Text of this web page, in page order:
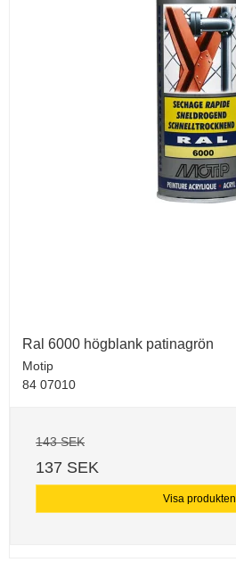
Ral 6000 högblank patinagrön
Motip
84 07010
143 SEK
137 SEK
Visa produkten